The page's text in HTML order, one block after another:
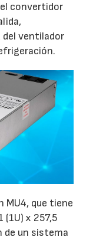
convertidor
del ventilador
MU4, que tiene
(1U) x 257,5
de un sistema